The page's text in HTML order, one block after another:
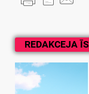
REDAKCEJA